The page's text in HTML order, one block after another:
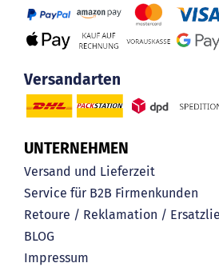
Versandarten
UNTERNEHMEN
Versand und Lieferzeit
Service für B2B Firmenkunden
Retoure / Reklamation /
BLOG
Impressum